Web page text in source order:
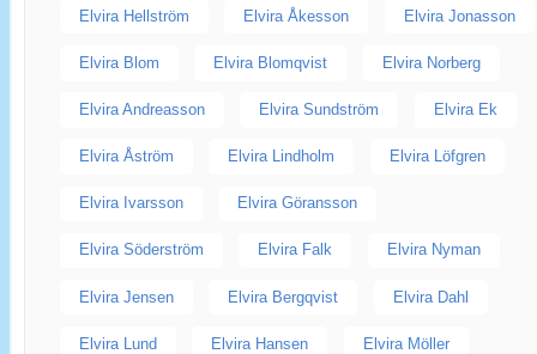
Elvira Hellström Elvira Åkesson Elvira Jonasson
Elvira Blom Elvira Blomqvist Elvira Norberg
Elvira Andreasson Elvira Sundström Elvira Ek
Elvira Åström Elvira Lindholm Elvira Löfgren
Elvira Ivarsson Elvira Göransson
Elvira Söderström Elvira Falk Elvira Nyman
Elvira Jensen Elvira Bergqvist Elvira Dahl
Elvira Lund Elvira Hansen Elvira Möller